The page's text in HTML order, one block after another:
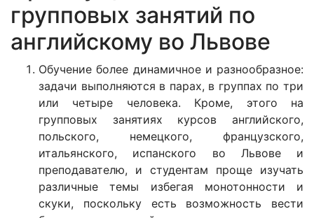
групповых занятий по
английскому во Львове
Обучение более динамичное и разнообразное:
задачи выполняются в парах, в группах по три
или четыре человека. Кроме, этого на
групповых занятиях курсов английского,
польского, немецкого, французского,
итальянского, испанского во Львове и
преподавателю, и студентам проще изучать
различные темы избегая монотонности и
скуки, поскольку есть возможность вести